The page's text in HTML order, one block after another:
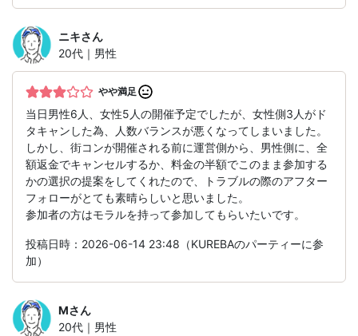
ニキさん
20代｜男性
やや満足
当日男性6人、女性5人の開催予定でしたが、女性側3人がド
タキャンした為、人数バランスが悪くなってしまいました。
しかし、街コンが開催される前に運営側から、男性側に、全
額返金でキャンセルするか、料金の半額でこのまま参加する
かの選択の提案をしてくれたので、トラブルの際のアフター
フォローがとても素晴らしいと思いました。
参加者の方はモラルを持って参加してもらいたいです。
投稿日時：2026-06-14 23:48（KUREBAのパーティーに参
加）
Mさん
20代｜男性